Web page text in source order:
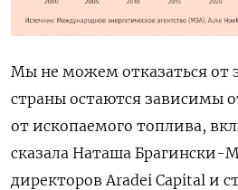
Мы не можем отказаться от
страны остаются зависимы
от ископаемого топлива,
сказала Наташа Брагински-
директоров Aradei Capital и